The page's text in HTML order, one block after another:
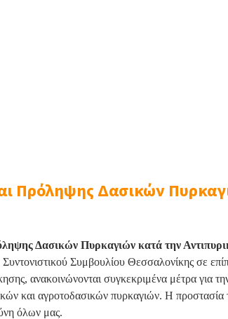
Πρόληψης Δασικών
Δασικών Πυρκαγιών κατά την
Συντονιστικού Συμβουλίου Θεσσαλονίκης σε
ανακοινώνονται συγκεκριμένα μέτρα για
και αγροτοδασικών πυρκαγιών. Η προστασία
όλων μας.